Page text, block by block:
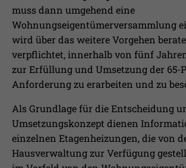
muss dann umgehend eine
Wohnungseigentümerversammlung
wird über das weitere Vorgehen
verpflichtet, innerhalb von fünf
zur Erfüllung und Umsetzung der 65-
Anforderung zu erarbeiten und zu
Als Grundlage für die Entscheidung
Umsetzungskonzept dienen
einzelnen Etagenheizungen, die von
Hausverwaltung zur Verfügung